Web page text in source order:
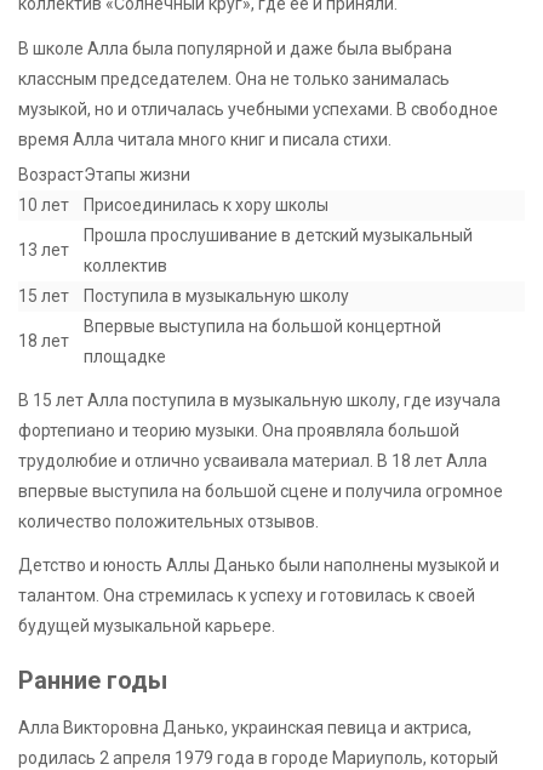
коллектив «Солнечный круг», где ее и приняли.
В школе Алла была популярной и даже была выбрана
классным председателем. Она не только занималась
музыкой, но и отличалась учебными успехами. В свободное
время Алла читала много книг и писала стихи.
ВозрастЭтапы жизни
10 лет
Присоединилась к хору школы
13 лет
Прошла прослушивание в детский музыкальный
коллектив
15 лет
Поступила в музыкальную школу
18 лет
Впервые выступила на большой концертной
площадке
В 15 лет Алла поступила в музыкальную школу, где изучала
фортепиано и теорию музыки. Она проявляла большой
трудолюбие и отлично усваивала материал. В 18 лет Алла
впервые выступила на большой сцене и получила огромное
количество положительных отзывов.
Детство и юность Аллы Данько были наполнены музыкой и
талантом. Она стремилась к успеху и готовилась к своей
будущей музыкальной карьере.
Ранние годы
Алла Викторовна Данько, украинская певица и актриса,
родилась 2 апреля 1979 года в городе Мариуполь, который